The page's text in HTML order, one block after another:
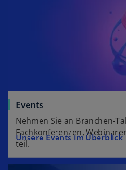
Events
Nehmen Sie an Branchen-
Fachkonferenzen,
teil.
Unsere Events im Überblick